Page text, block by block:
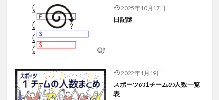
2025年10月17日
日記謎
2022年1月19日
スポーツの1チームの人数一覧
表